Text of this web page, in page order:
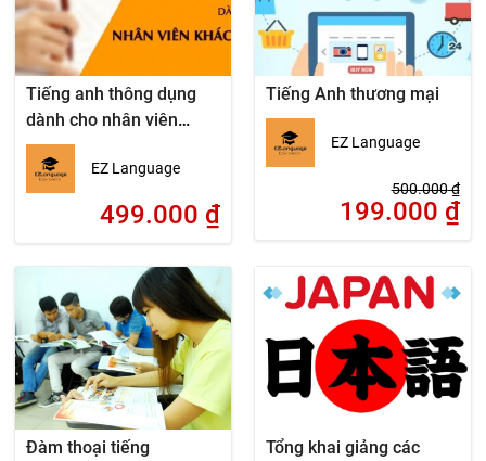
Tiếng anh thông dụng
dành cho nhân viên
khách sạn
EZ Language
499.000 ₫
Tiếng Anh thương mại
EZ Language
500.000₫
199.000 ₫
Đàm thoại tiếng
Tổng khai giảng các